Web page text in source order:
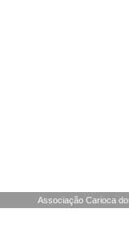
Associação Carioca